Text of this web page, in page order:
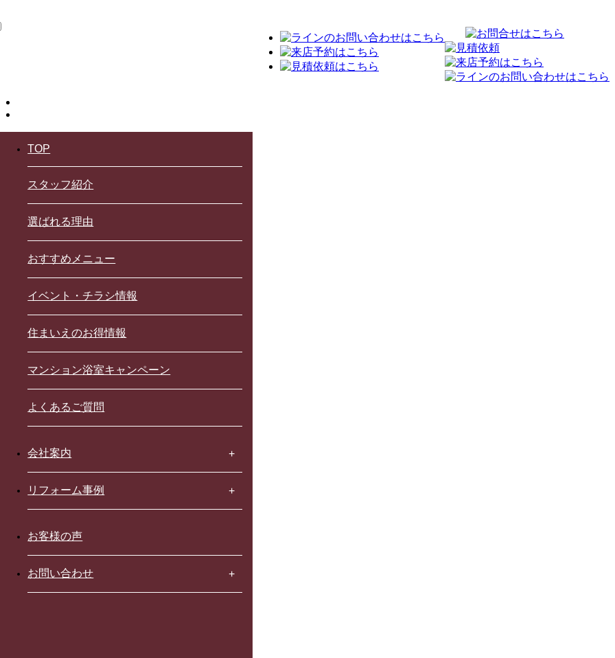
TOP
スタッフ紹介
選ばれる理由
おすすめメニュー
イベント・チラシ情報
住まいえのお得情報
マンション浴室キャンペーン
よくあるご質問
会社案内
リフォーム事例
お客様の声
お問い合わせ